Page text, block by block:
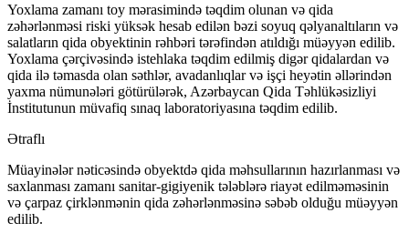
Yoxlama zamanı toy mərasimində təqdim olunan və qida
zəhərlənməsi riski yüksək hesab edilən bəzi soyuq qəlyanaltıların və
salatların qida obyektinin rəhbəri tərəfindən atıldığı müəyyən edilib.
Yoxlama çərçivəsində istehlaka təqdim edilmiş digər qidalardan və
qida ilə təmasda olan səthlər, avadanlıqlar və işçi heyətin əllərindən
yaxma nümunələri götürülərək, Azərbaycan Qida Təhlükəsizliyi
İnstitutunun müvafiq sınaq laboratoriyasına təqdim edilib.
Ətraflı
Müayinələr nəticəsində obyektdə qida məhsullarının hazırlanması və
saxlanması zamanı sanitar-gigiyenik tələblərə riayət edilməməsinin
və çarpaz çirklənmənin qida zəhərlənməsinə səbəb olduğu müəyyən
edilib.